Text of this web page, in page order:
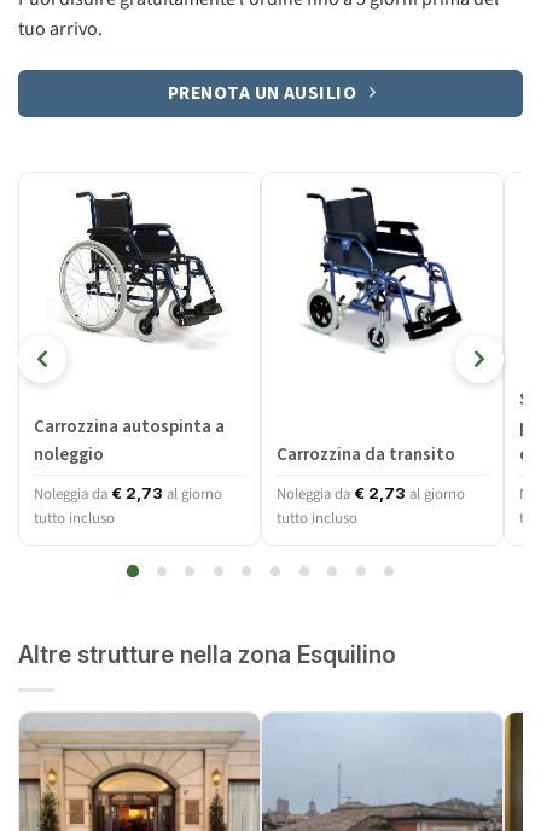
tuo arrivo.
PRENOTA UN AUSILIO
Carrozzina autospinta a
noleggio
Noleggia da € 2,73 al giorno
tutto incluso
Carrozzina da transito
Noleggia da € 2,73 al giorno
tutto incluso
Altre strutture nella zona Esquilino